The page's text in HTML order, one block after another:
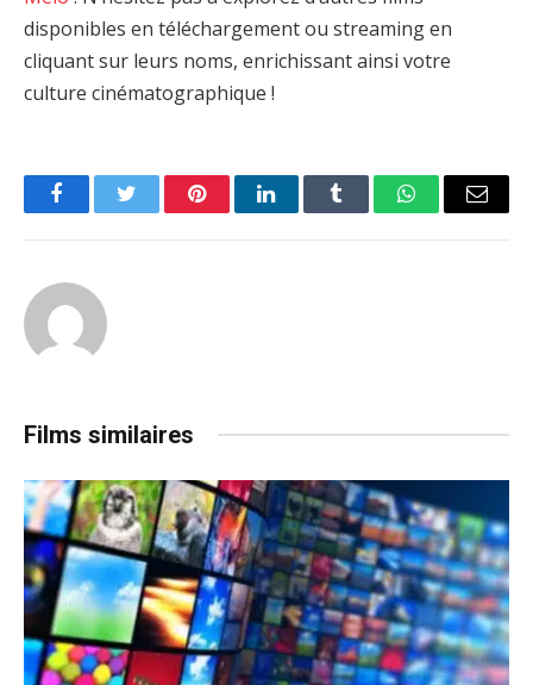
disponibles en téléchargement ou streaming en
cliquant sur leurs noms, enrichissant ainsi votre
culture cinématographique !
FacebookTwitter PinterestLinkedInTumblr WhatsAppEmail
Films similaires